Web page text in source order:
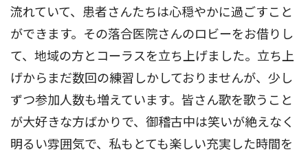
流れていて、患者さんたちは心穏やかに過ごすこと
ができます。その落合医院さんのロビーをお借りし
て、地域の方とコーラスを立ち上げました。立ち上
げからまだ数回の練習しかしておりませんが、少し
ずつ参加人数も増えています。皆さん歌を歌うこと
が大好きな方ばかりで、御稽古中は笑いが絶えなく
明るい雰囲気で、私もとても楽しい充実した時間を